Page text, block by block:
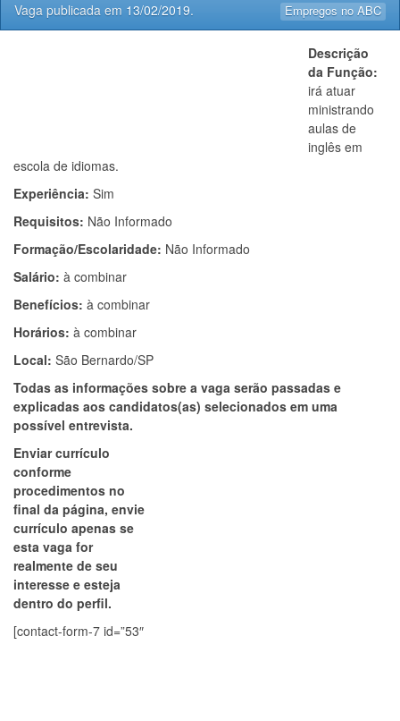
Empregos no ABC
Vaga publicada em 13/02/2019.
Descrição
da Função:
irá atuar
ministrando
aulas de
inglês em
escola de idiomas.
Experiência: Sim
Requisitos: Não Informado
Formação/Escolaridade: Não Informado
Salário: à combinar
Benefícios: à combinar
Horários: à combinar
Local: São Bernardo/SP
Todas as informações sobre a vaga serão passadas e
explicadas aos candidatos(as) selecionados em uma
possível entrevista.
Enviar currículo
conforme
procedimentos no
final da página, envie
currículo apenas se
esta vaga for
realmente de seu
interesse e esteja
dentro do perfil.
[contact-form-7 id=”53″